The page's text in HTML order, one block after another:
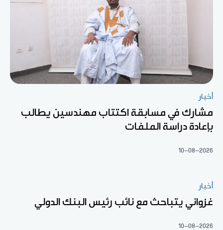
أخبار
مشارك في مسابقة اكتتاب مهندسين يطالب
بإعادة دراسة الملفات
10-08-2026
أخبار
غزواني يتباحث مع نائب رئيس البنك الدولي
10-08-2026